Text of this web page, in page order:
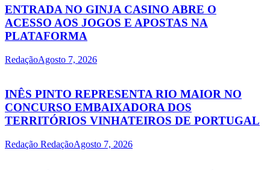
ENTRADA NO GINJA CASINO ABRE O
ACESSO AOS JOGOS E APOSTAS NA
PLATAFORMA
RedaçãoAgosto 7, 2026
INÊS PINTO REPRESENTA RIO MAIOR NO
CONCURSO EMBAIXADORA DOS
TERRITÓRIOS VINHATEIROS DE PORTUGAL
Redação RedaçãoAgosto 7, 2026